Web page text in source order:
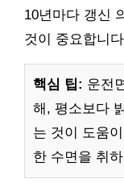
10년마다 갱신
것이 중요합니
핵심 팁: 운전
해, 평소보다
는 것이 도움
한 수면을 취